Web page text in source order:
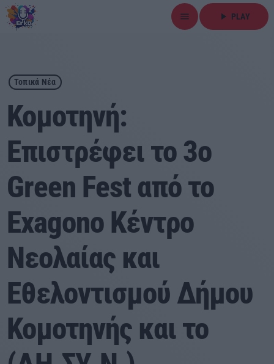
menu play_arrow PLAY
close
play_arrow ΕΡΚΟ
Αρχική
Εκπομπές
Ειδήσεις
Τοπικά Νέα
Αθλητικά
Αγροτικά
Τραγούδια της Θράκης
Επικοινωνία
Τοπικά Νέα
Κομοτηνή:
Επιστρέφει το 3ο
Green Fest από το
Exagono Κέντρο
Νεολαίας και
Εθελοντισμού Δήμου
Κομοτηνής και το